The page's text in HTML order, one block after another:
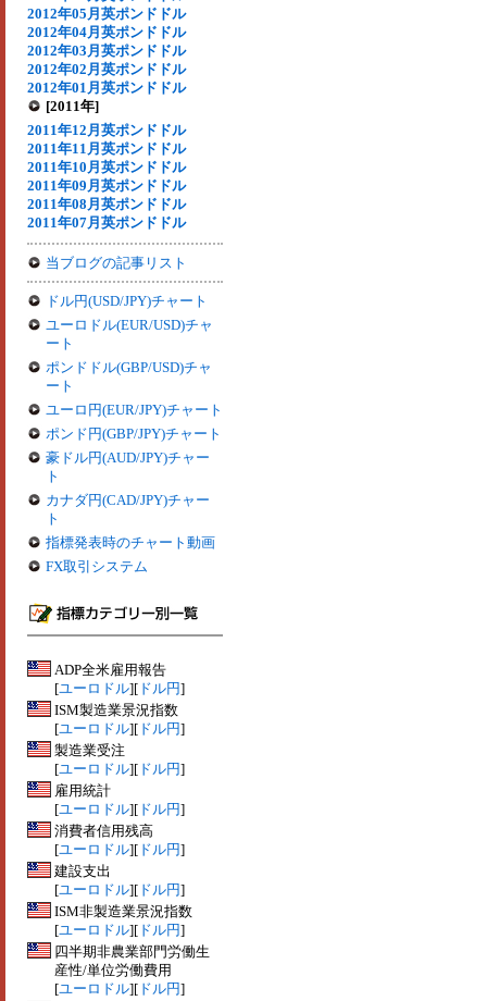
2012年05月英ポンドドル
2012年04月英ポンドドル
2012年03月英ポンドドル
2012年02月英ポンドドル
2012年01月英ポンドドル
[2011年]
2011年12月英ポンドドル
2011年11月英ポンドドル
2011年10月英ポンドドル
2011年09月英ポンドドル
2011年08月英ポンドドル
2011年07月英ポンドドル
当ブログの記事リスト
ドル円(USD/JPY)チャート
ユーロドル(EUR/USD)チャ
ート
ポンドドル(GBP/USD)チャ
ート
ユーロ円(EUR/JPY)チャート
ポンド円(GBP/JPY)チャート
豪ドル円(AUD/JPY)チャー
ト
カナダ円(CAD/JPY)チャー
ト
指標発表時のチャート動画
FX取引システム
ADP全米雇用報告
[ユーロドル][ ドル円]
ISM製造業景況指数
[ユーロドル][ ドル円]
製造業受注
[ユーロドル][ ドル円]
雇用統計
[ユーロドル][ ドル円]
消費者信用残高
[ユーロドル][ ドル円]
建設支出
[ユーロドル][ ドル円]
ISM非製造業景況指数
[ユーロドル][ ドル円]
四半期非農業部門労働生
産性/単位労働費用
[ユーロドル][ ドル円]